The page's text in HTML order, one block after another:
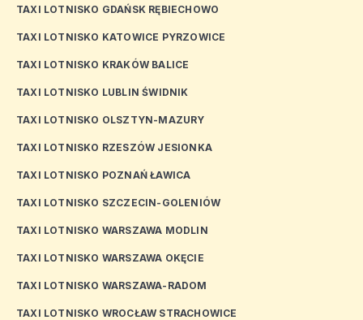
TAXI LOTNISKO GDAŃSK RĘBIECHOWO
TAXI LOTNISKO KATOWICE PYRZOWICE
TAXI LOTNISKO KRAKÓW BALICE
TAXI LOTNISKO LUBLIN ŚWIDNIK
TAXI LOTNISKO OLSZTYN-MAZURY
TAXI LOTNISKO RZESZÓW JESIONKA
TAXI LOTNISKO POZNAŃ ŁAWICA
TAXI LOTNISKO SZCZECIN-GOLENIÓW
TAXI LOTNISKO WARSZAWA MODLIN
TAXI LOTNISKO WARSZAWA OKĘCIE
TAXI LOTNISKO WARSZAWA-RADOM
TAXI LOTNISKO WROCŁAW STRACHOWICE